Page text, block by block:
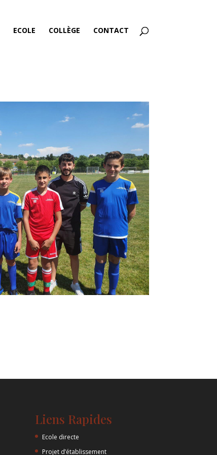
ECOLE COLLÈGE CONTACT
Liens Rapides
Ecole directe
Projet d’établissement